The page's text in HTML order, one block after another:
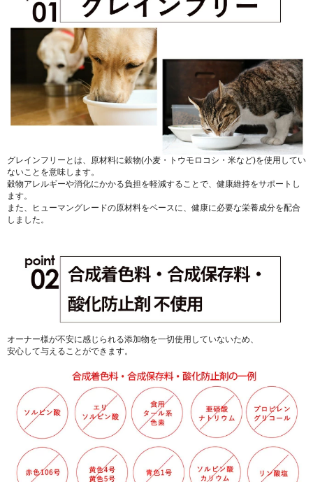
グレインフリーとは、原材料に穀物(小麦・トウモロコシ・米など)を使用してい
ないことを意味します。
穀物アレルギーや消化にかかる負担を軽減することで、健康維持をサポートし
ます。
また、ヒューマングレードの原材料をベースに、健康に必要な栄養成分を配合
しました。
オーナー様が不安に感じられる添加物を一切使用していないため、
安心して与えることができます。